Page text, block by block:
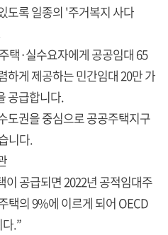
도록 일종의 '주거복지 사다
택·실수요자에게 공공임대 65
하게 제공하는 민간임대 20만 가
공급합니다.
도권을 중심으로 공공주택지구
니다.
공급되면 2022년 공적임대주
택의 9%에 이르게 되어 OECD
.”